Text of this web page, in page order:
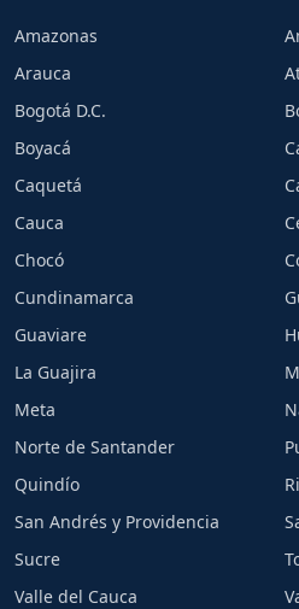
Amazonas
Arauca
Bogotá D.C.
Boyacá
Caquetá
Cauca
Chocó
Cundinamarca
Guaviare
La Guajira
Meta
Norte de Santander
Quindío
San Andrés y Providencia
Sucre
Valle del Cauca